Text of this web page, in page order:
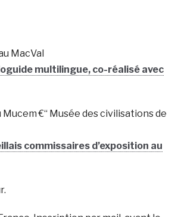
MacVal
multilingue, co-réalisé avec
€“ Musée des civilisations de
commissaires d’exposition au